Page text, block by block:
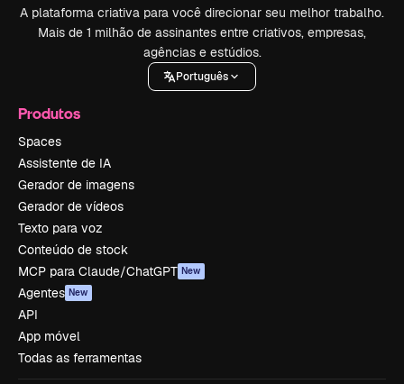
A plataforma criativa para você direcionar seu melhor trabalho.
Mais de 1 milhão de assinantes entre criativos, empresas,
agências e estúdios.
Português
Produtos
Spaces
Assistente de IA
Gerador de imagens
Gerador de vídeos
Texto para voz
Conteúdo de stock
MCP para Claude/ChatGPT New
Agentes New
API
App móvel
Todas as ferramentas